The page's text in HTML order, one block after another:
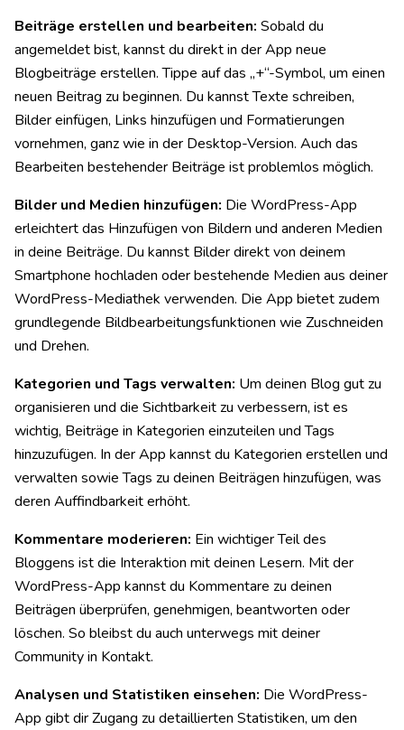
Beiträge erstellen und bearbeiten: Sobald du
angemeldet bist, kannst du direkt in der App neue
Blogbeiträge erstellen. Tippe auf das „+“-Symbol, um einen
neuen Beitrag zu beginnen. Du kannst Texte schreiben,
Bilder einfügen, Links hinzufügen und Formatierungen
vornehmen, ganz wie in der Desktop-Version. Auch das
Bearbeiten bestehender Beiträge ist problemlos möglich.
Bilder und Medien hinzufügen: Die WordPress-App
erleichtert das Hinzufügen von Bildern und anderen Medien
in deine Beiträge. Du kannst Bilder direkt von deinem
Smartphone hochladen oder bestehende Medien aus deiner
WordPress-Mediathek verwenden. Die App bietet zudem
grundlegende Bildbearbeitungsfunktionen wie Zuschneiden
und Drehen.
Kategorien und Tags verwalten: Um deinen Blog gut zu
organisieren und die Sichtbarkeit zu verbessern, ist es
wichtig, Beiträge in Kategorien einzuteilen und Tags
hinzuzufügen. In der App kannst du Kategorien erstellen und
verwalten sowie Tags zu deinen Beiträgen hinzufügen, was
deren Auffindbarkeit erhöht.
Kommentare moderieren: Ein wichtiger Teil des
Bloggens ist die Interaktion mit deinen Lesern. Mit der
WordPress-App kannst du Kommentare zu deinen
Beiträgen überprüfen, genehmigen, beantworten oder
löschen. So bleibst du auch unterwegs mit deiner
Community in Kontakt.
Analysen und Statistiken einsehen: Die WordPress-
App gibt dir Zugang zu detaillierten Statistiken, um den